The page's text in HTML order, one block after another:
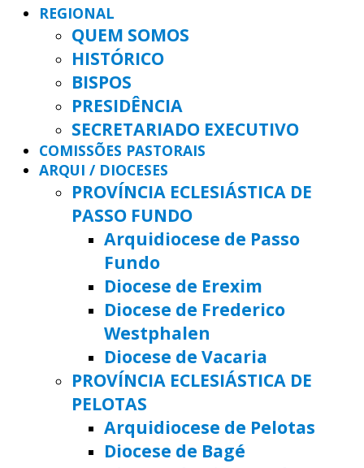
REGIONAL
QUEM SOMOS
HISTÓRICO
BISPOS
PRESIDÊNCIA
SECRETARIADO EXECUTIVO
COMISSÕES PASTORAIS
ARQUI / DIOCESES
PROVÍNCIA ECLESIÁSTICA DE
PASSO FUNDO
Arquidiocese de Passo
Fundo
Diocese de Erexim
Diocese de Frederico
Westphalen
Diocese de Vacaria
PROVÍNCIA ECLESIÁSTICA DE
PELOTAS
Arquidiocese de Pelotas
Diocese de Bagé